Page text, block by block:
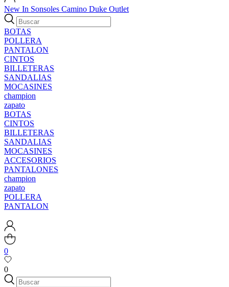
New In Sonsoles Camino Duke Outlet
BOTAS
POLLERA
PANTALON
CINTOS
BILLETERAS
SANDALIAS
MOCASINES
champion
zapato
BOTAS
CINTOS
BILLETERAS
SANDALIAS
MOCASINES
ACCESORIOS
PANTALONES
champion
zapato
POLLERA
PANTALON
0
0